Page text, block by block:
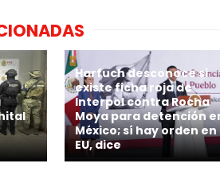
Harfuch desconoce si
existe ficha roja de
Interpol contra Rocha
Moya para detención
México; sí hay orden en
EU, dice